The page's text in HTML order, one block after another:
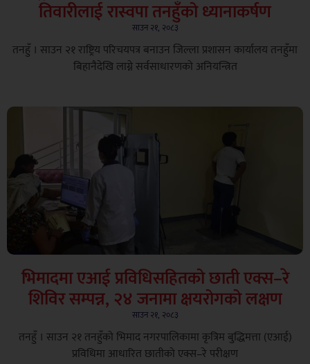
तिवारीलाई रास्वपा तनहुँको ध्यानाकर्षण
साउन २१, २०८३
तनहुँ । साउन २१ राष्ट्रिय परिचयपत्र बनाउन जिल्ला प्रशासन कार्यालय तनहुँमा
बिहानैदेखि लाग्ने सर्वसाधारणको अनियन्त्रित
भिमादमा एआई प्रविधिसहितको छाती एक्स–रे
शिविर सम्पन्न, २४ जनामा क्षयरोगको लक्षण
साउन २१, २०८३
तनहुँ । साउन २१ तनहुँको भिमाद नगरपालिकामा कृत्रिम बुद्धिमत्ता (एआई)
प्रविधिमा आधारित छातीको एक्स–रे परीक्षण